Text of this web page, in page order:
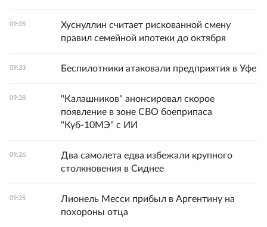
09:35
Хуснуллин считает рискованной смену
правил семейной ипотеки до октября
09:33 Беспилотники атаковали предприятия в Уфе
09:28
"Калашников" анонсировал скорое
появление в зоне СВО боеприпаса
"Куб-10МЭ" с ИИ
09:26
Два самолета едва избежали крупного
столкновения в Сиднее
09:25
Лионель Месси прибыл в Аргентину на
похороны отца